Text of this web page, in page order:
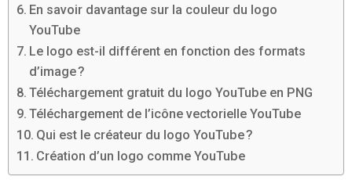
En savoir davantage sur la couleur du logo
YouTube
Le logo est-il différent en fonction des formats
d’image ?
Téléchargement gratuit du logo YouTube en PNG
Téléchargement de l’icône vectorielle YouTube
Qui est le créateur du logo YouTube ?
Création d’un logo comme YouTube